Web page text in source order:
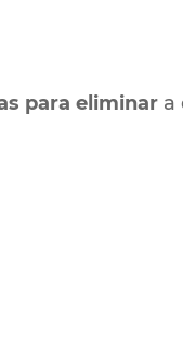
para eliminar a